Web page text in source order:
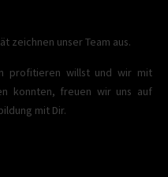
zeichnen unser Team aus.
profitieren willst und wir mit
konnten, freuen wir uns auf
mit Dir.